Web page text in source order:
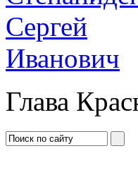
Глава